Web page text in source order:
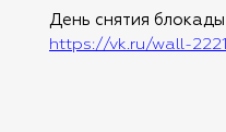
День снятия
https://vk.ru/wall-